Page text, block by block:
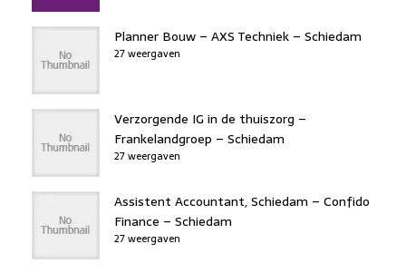
Planner Bouw – AXS Techniek – Schiedam
27 weergaven
Verzorgende IG in de thuiszorg –
Frankelandgroep – Schiedam
27 weergaven
Assistent Accountant, Schiedam – Confido
Finance – Schiedam
27 weergaven